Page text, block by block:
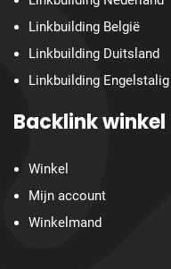
Linkbuilding België
Linkbuilding Duitsland
Linkbuilding Engelstalig
Backlink winkel
Winkel
Mijn account
Winkelmand